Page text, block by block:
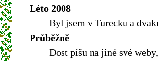
Léto 2008
Byl jsem v Turecku a
Průběžně
Dost píšu na jiné své